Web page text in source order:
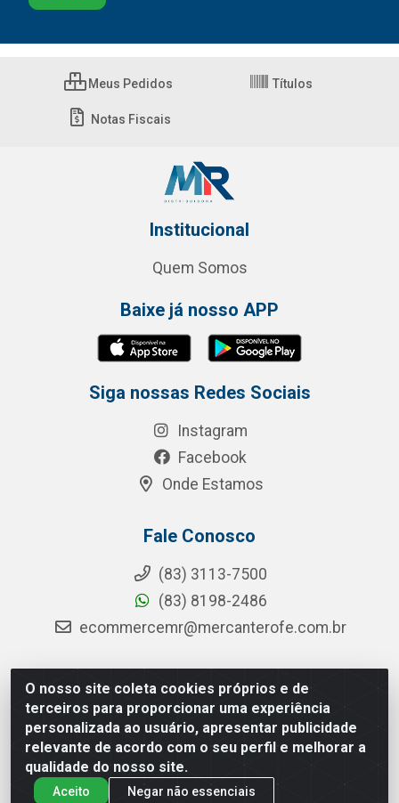
O nosso site coleta cookies próprios e de
terceiros para proporcionar uma experiência
personalizada ao usuário, apresentar publicidade
relevante de acordo com o seu perfil e melhorar a
qualidade do nosso site.
Aceito Negar não essenciais
Meus Pedidos Títulos
Notas Fiscais
Institucional
Quem Somos
Baixe já nosso APP
Siga nossas Redes Sociais
Instagram
Facebook
Onde Estamos
Fale Conosco
(83) 3113-7500
(83) 8198-2486
ecommercemr@mercanterofe.com.br
MR Distribuidora - Rua Hortêncio Ribeiro de Luna, 3777 -
Distrito Industrial, João Pessoa/PB - CEP 58081-400 -
CNPJ 35.428.312/0001-85